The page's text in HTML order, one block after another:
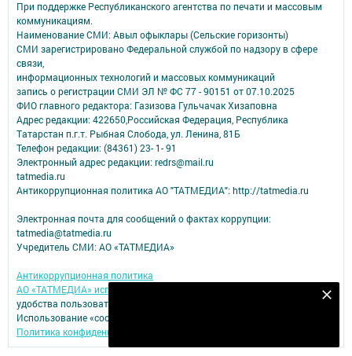
При поддержке Республиканского агентства по печати и массовым
коммуникациям.
Наименование СМИ: Авыл офыклары (Сельские горизонты)
СМИ зарегистрировано Федеральной службой по надзору в сфере
связи,
информационных технологий и массовых коммуникаций
запись о регистрации СМИ ЭЛ № ФС 77 - 90151 от 07.10.2025
ФИО главного редактора: Газизова Гульчачак Хизаповна
Адрес редакции: 422650,Российская Федерация, Республика
Татарстан п.г.т. Рыбная Слобода, ул. Ленина, 81Б
Телефон редакции: (84361) 23- 1- 91
Электронный адрес редакции: redrs@mail.ru
tatmedia.ru
Антикоррупционная политика АО "ТАТМЕДИА": http://tatmedia.ru
Электронная почта для сообщений о фактах коррупции:
tatmedia@tatmedia.ru
Учредитель СМИ: АО «ТАТМЕДИА»
Антикоррупционная политика
АО «ТАТМЕДИА» использует «cookie»
для персонализации сервисов и
удобства пользователей сайтом.
Использование «cookie» можно отменить в настройках браузера.
Политика конфиденциальности